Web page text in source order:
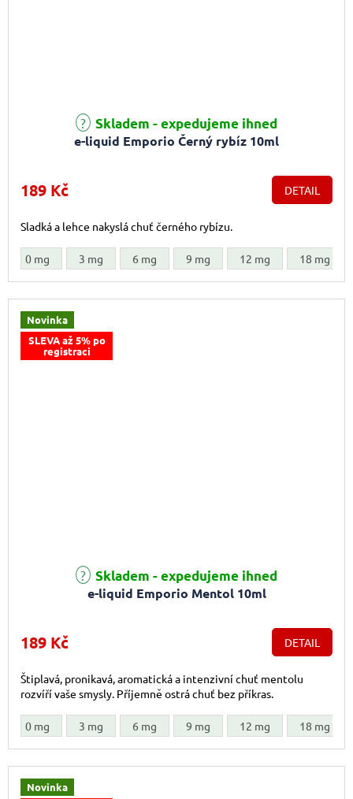
e-liquid Emporio Černý rybíz 10ml
Skladem - expedujeme ihned
189 Kč DETAIL
Sladká a lehce nakyslá chuť černého rybízu.
0 mg 3 mg 6 mg 9 mg 12 mg 18 mg
Novinka
SLEVA až 5% po
registraci
e-liquid Emporio Mentol 10ml
Skladem - expedujeme ihned
189 Kč DETAIL
Štiplavá, pronikavá, aromatická a intenzivní chuť mentolu
rozvíří vaše smysly. Příjemně ostrá chuť bez příkras.
0 mg 3 mg 6 mg 9 mg 12 mg 18 mg
Novinka